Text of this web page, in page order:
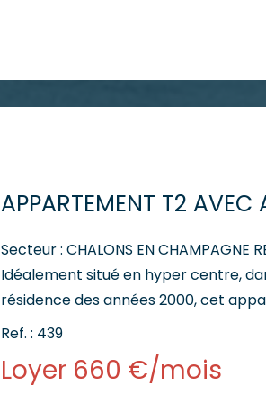
bénéficie également de deux places
privatives, un véritable atout pour le
645 € Notre conseillère en location se tient à votre
Secteur : CHALONS EN CHAMPAGNE
Idéalement situé en hyper centre,
résidence des années 2000, cet
cadre de vie recherché alliant
Situé au 2ème étage avec
d'une entrée avec placard, d'une
Ref. : 439
Loyer 660 €/mois